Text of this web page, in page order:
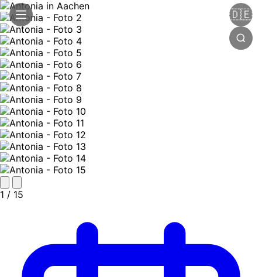
🇩🇪
1 / 15